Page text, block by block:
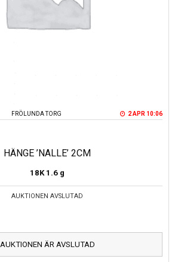
FRÖLUNDA TORG 2 APR 10:06
HÄNGE ’NALLE’ 2CM
18K 1.6 g
AUKTIONEN AVSLUTAD
AUKTIONEN ÄR AVSLUTAD